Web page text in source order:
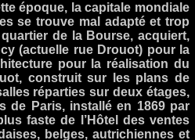
époque, la capitale mondiale
se trouve mal adapté et trop
de la Bourse, acquiert,
(actuelle rue Drouot) pour la
pour la réalisation du
construit sur les plans de
réparties sur deux étages,
de Paris, installé en 1869 par
faste de l’Hôtel des ventes
belges, autrichiennes et